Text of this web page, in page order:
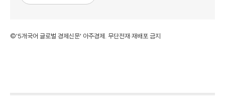
©'5개국어 글로벌 경제신문' 아주경제. 무단전재·재배포 금지